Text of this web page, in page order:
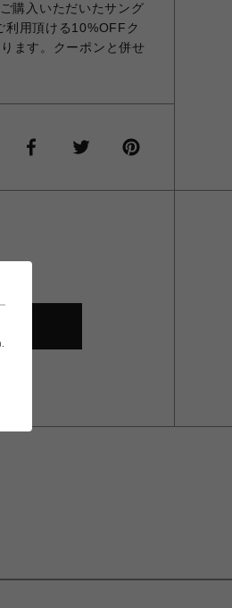
購入いただいたサング
利用頂ける10%OFFク
ます。クーポンと併せ